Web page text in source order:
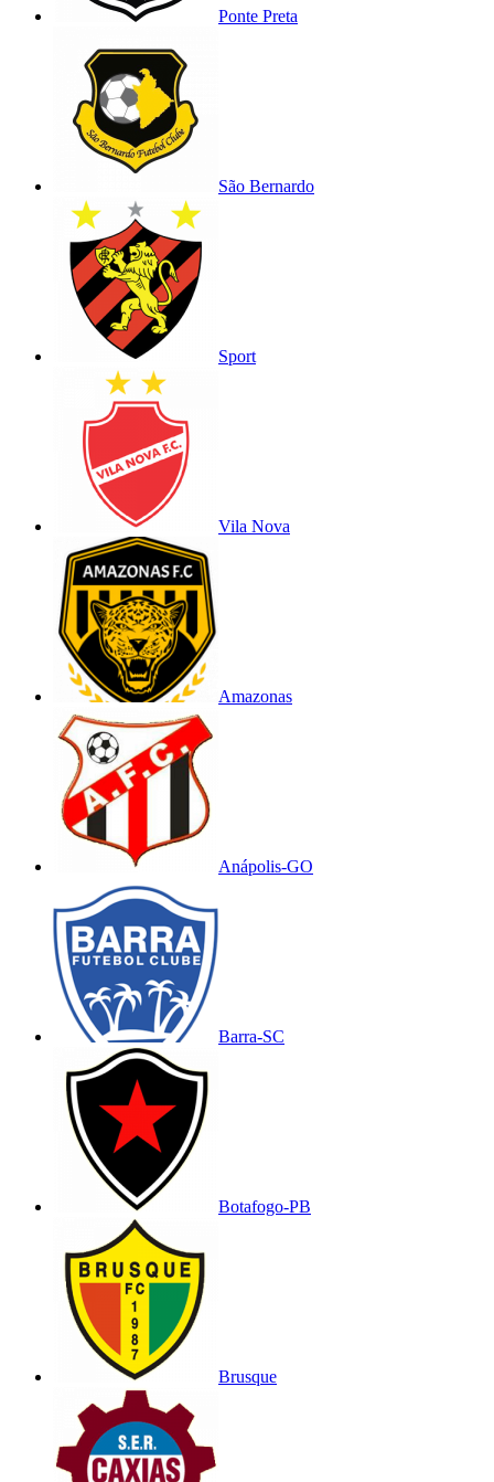
Ponte Preta
São Bernardo
Sport
Vila Nova
Amazonas
Anápolis-GO
Barra-SC
Botafogo-PB
Brusque